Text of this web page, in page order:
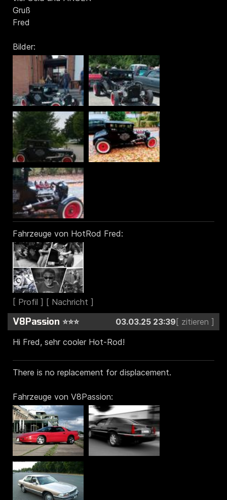
Gruß
Fred
Bilder:
Fahrzeuge von HotRod Fred:
V8Passion ⭐⭐⭐
03.03.25 23:39
Hi Fred, sehr cooler Hot-Rod!
There is no replacement for displacement.
Fahrzeuge von V8Passion: